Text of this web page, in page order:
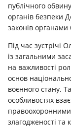
публічного
органів безпеки
законів
Під час зустрічі
із загальними
на важливості
основ
воєнного стану.
особливостях
правоохоронними
злагодженості та